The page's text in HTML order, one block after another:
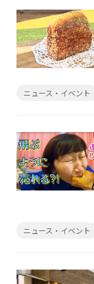
ニュース・イベント
ニュース・イベント